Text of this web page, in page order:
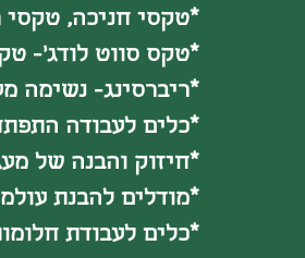
*טקסי חניכה, טקסי
*טקס סווט לודג'-
*ריברסינג- נשימה
*כלים לעבודה
*חיזוק והבנה של מעגל החיים דרך 4 כוחות
*מודלים להבנת
*כלים לעבודת